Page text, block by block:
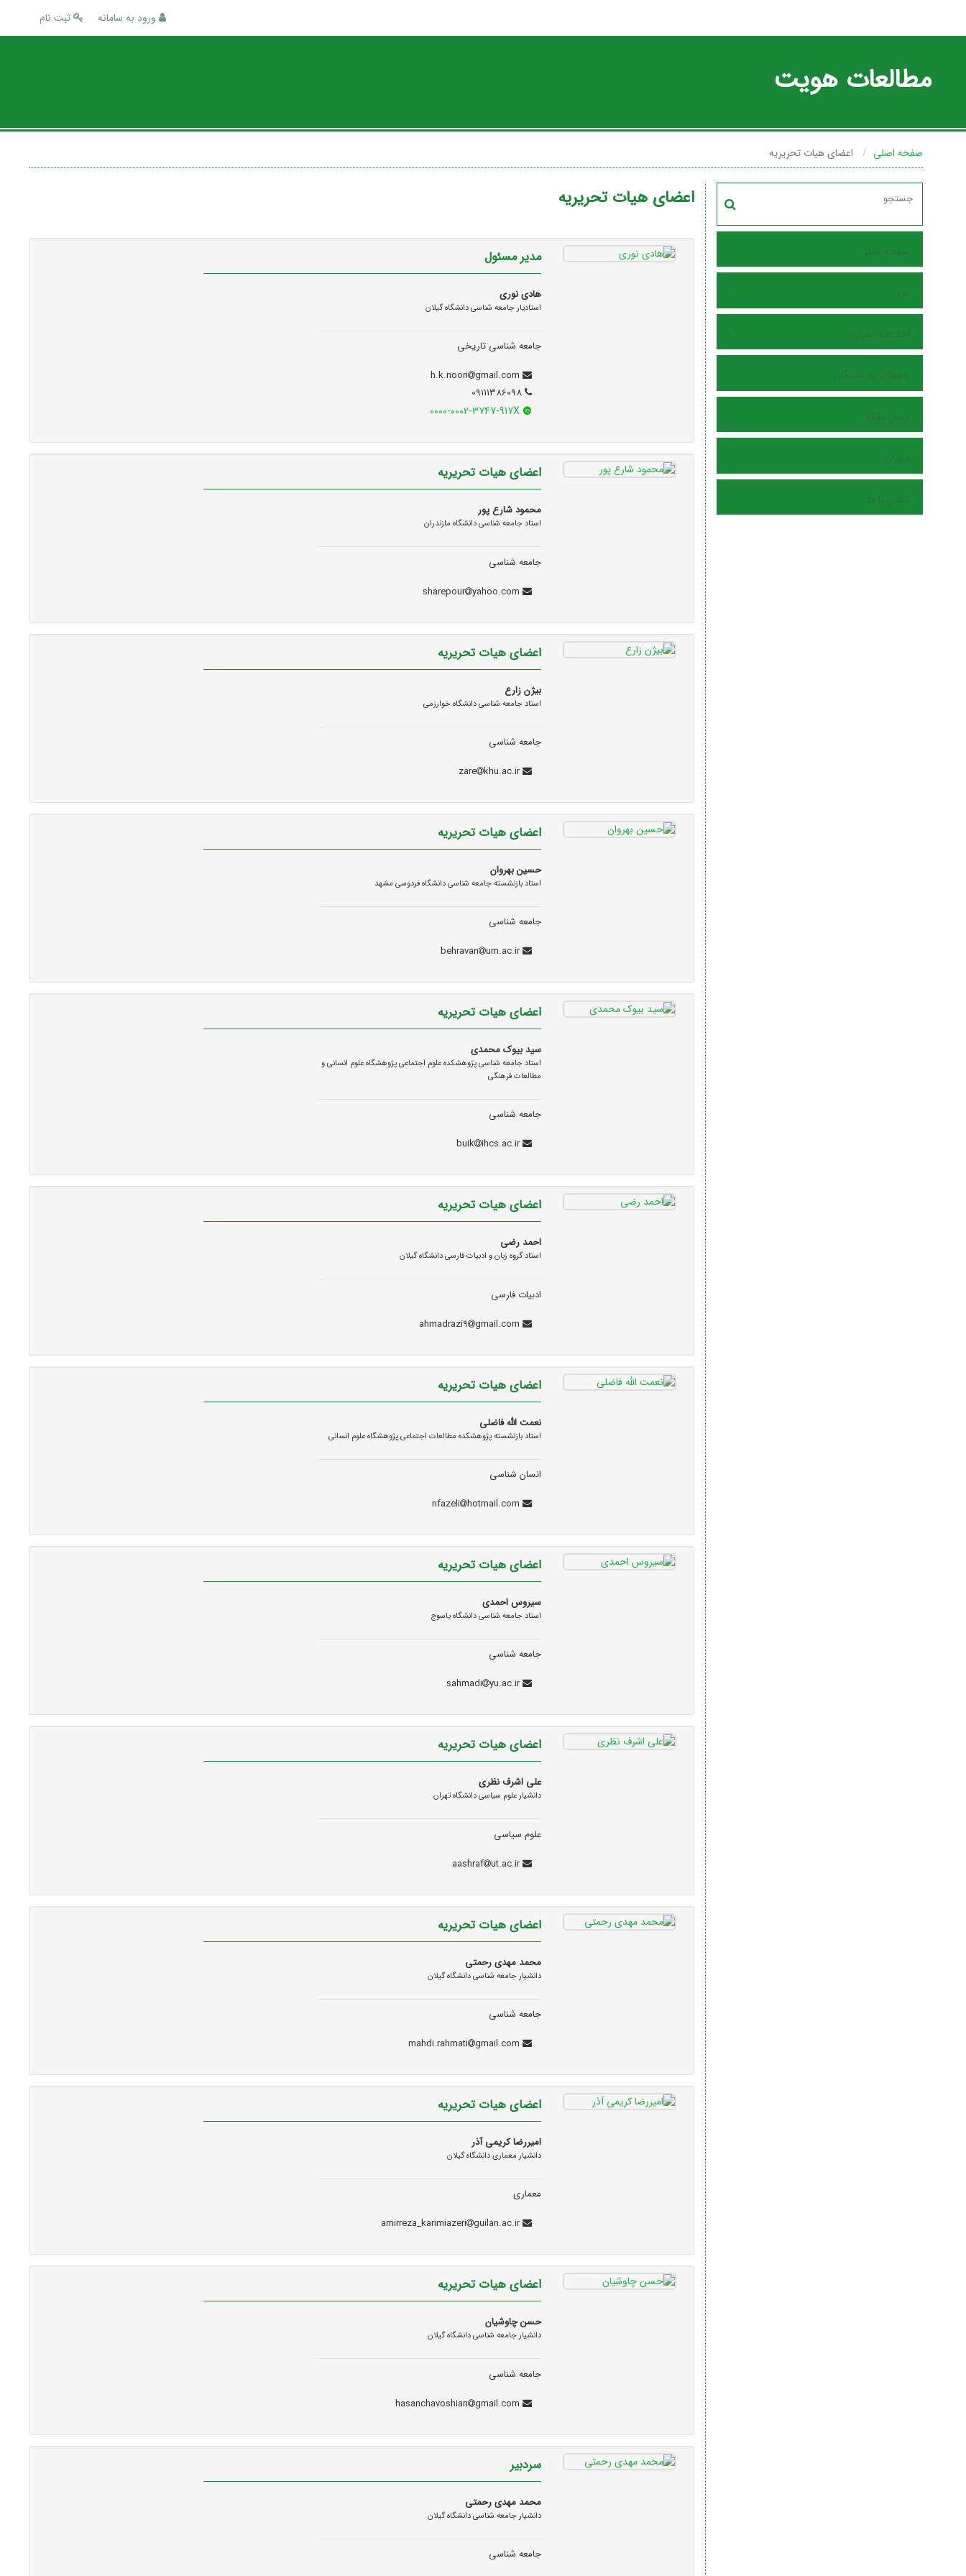
ثبت نام ورود به سامانه
مطالعات هویت
صفحه اصلی اعضای هیات تحریریه
صفحه اصلی
مرور
اطلاعات نشریه
راهنمای نویسندگان
ارسال مقاله
داوران
تماس با ما
اعضای هیات تحریریه
مدیر مسئول
هادی نوری
استادیار جامعه شناسی دانشگاه گیلان
جامعه شناسی تاریخی
h.k.noori
gmail.com
09111386098
0000-0002-3747-917X
اعضای هیات تحریریه
محمود شارع پور
استاد جامعه شناسی دانشگاه مازندران
جامعه شناسی
sharepour
yahoo.com
اعضای هیات تحریریه
بیژن زارع
استاد جامعه شناسی دانشگاه خوارزمی
جامعه شناسی
zare
khu.ac.ir
اعضای هیات تحریریه
حسین بهروان
استاد بازنشسته جامعه شناسی دانشگاه فردوسی مشهد
جامعه شناسی
behravan
um.ac.ir
اعضای هیات تحریریه
سید بیوک محمدی
استاد جامعه شناسی پژوهشکده علوم اجتماعی پژوهشگاه علوم انسانی و
مطالعات فرهنگی
جامعه شناسی
buik
ihcs.ac.ir
اعضای هیات تحریریه
احمد رضی
استاد گروه زبان و ادبیات فارسی دانشگاه گیلان
ادبیات فارسی
ahmadrazi9
gmail.com
اعضای هیات تحریریه
نعمت الله فاضلی
استاد بازنشسته پژوهشکده مطالعات اجتماعی پژوهشگاه علوم انسانی
انسان شناسی
nfazeli
hotmail.com
اعضای هیات تحریریه
سیروس احمدی
استاد جامعه شناسی دانشگاه یاسوج
جامعه شناسی
sahmadi
yu.ac.ir
اعضای هیات تحریریه
علی اشرف نظری
دانشیار علوم سیاسی دانشگاه تهران
علوم سیاسی
aashraf
ut.ac.ir
اعضای هیات تحریریه
محمد مهدی رحمتی
دانشیار جامعه شناسی دانشگاه گیلان
جامعه شناسی
mahdi.rahmati
gmail.com
اعضای هیات تحریریه
امیررضا کریمی آذر
دانشیار معماری دانشگاه گیلان
معماری
amirreza_karimiazeri
guilan.ac.ir
اعضای هیات تحریریه
حسن چاوشیان
دانشیار جامعه شناسی دانشگاه گیلان
جامعه شناسی
hasanchavoshian
gmail.com
سردبیر
محمد مهدی رحمتی
دانشیار جامعه شناسی دانشگاه گیلان
جامعه شناسی